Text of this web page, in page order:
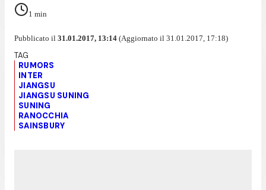
1 min
Pubblicato il 31.01.2017, 13:14 (Aggiornato il 31.01.2017, 17:18)
RUMORS
INTER
JIANGSU
JIANGSU SUNING
SUNING
RANOCCHIA
SAINSBURY